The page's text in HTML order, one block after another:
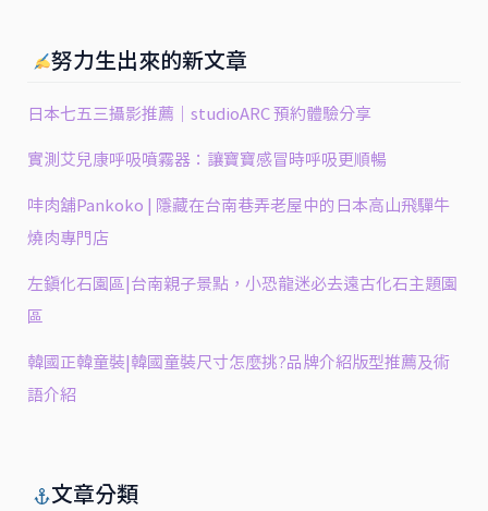
粒
努力生出來的新文章
日本七五三攝影推薦｜studioARC 預約體驗分享
實測艾兒康呼吸噴霧器：讓寶寶感冒時呼吸更順暢
㕩肉舖Pankoko | 隱藏在台南巷弄老屋中的日本高山飛驒牛
燒肉專門店
左鎮化石園區|台南親子景點，小恐龍迷必去遠古化石主題園
區
韓國正韓童裝|韓國童裝尺寸怎麼挑?品牌介紹版型推薦及術
語介紹
文章分類